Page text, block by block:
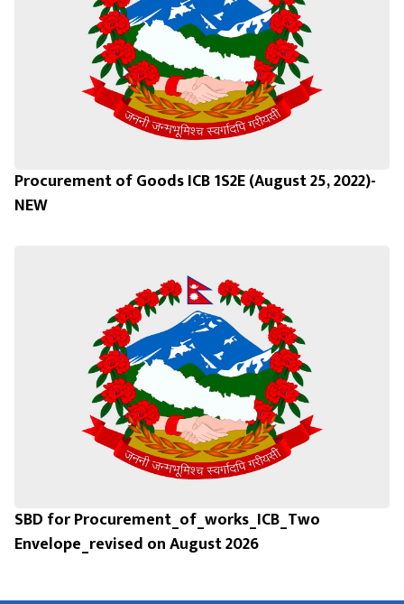
Procurement of Goods ICB 1S2E (August 25, 2022)-
NEW
SBD for Procurement_of_works_ICB_Two
Envelope_revised on August 2026